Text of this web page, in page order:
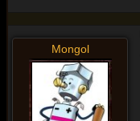
Mongol